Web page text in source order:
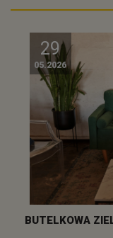
29
05.2026
BUTELKOWA